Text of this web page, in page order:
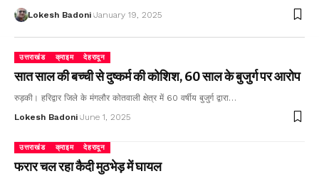
Lokesh Badoni January 19, 2025
उत्तराखंड क्राइम देहरादून
सात साल की बच्ची से दुष्कर्म की कोशिश, 60 साल के बुजुर्ग पर आरोप
रुड़की। हरिद्वार जिले के मंगलौर कोतवाली क्षेत्र में 60 वर्षीय बुजुर्ग द्वारा…
Lokesh Badoni June 1, 2025
उत्तराखंड क्राइम देहरादून
फरार चल रहा कैदी मुठभेड़ में घायल